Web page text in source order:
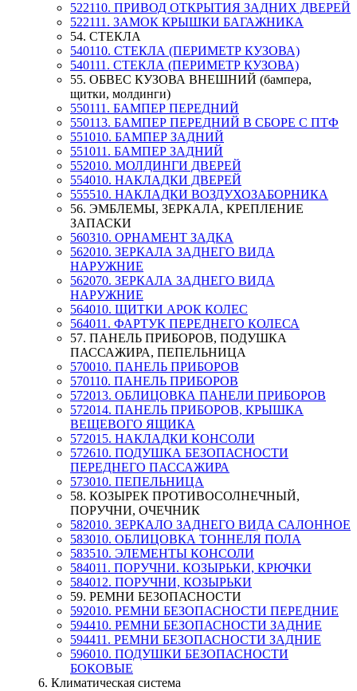
522110. ПРИВОД ОТКРЫТИЯ ЗАДНИХ ДВЕРЕЙ
522111. ЗАМОК КРЫШКИ БАГАЖНИКА
54. СТЕКЛА
540110. СТЕКЛА (ПЕРИМЕТР КУЗОВА)
540111. СТЕКЛА (ПЕРИМЕТР КУЗОВА)
55. ОБВЕС КУЗОВА ВНЕШНИЙ (бампера,
щитки, молдинги)
550111. БАМПЕР ПЕРЕДНИЙ
550113. БАМПЕР ПЕРЕДНИЙ В СБОРЕ С ПТФ
551010. БАМПЕР ЗАДНИЙ
551011. БАМПЕР ЗАДНИЙ
552010. МОЛДИНГИ ДВЕРЕЙ
554010. НАКЛАДКИ ДВЕРЕЙ
555510. НАКЛАДКИ ВОЗДУХОЗАБОРНИКА
56. ЭМБЛЕМЫ, ЗЕРКАЛА, КРЕПЛЕНИЕ
ЗАПАСКИ
560310. ОРНАМЕНТ ЗАДКА
562010. ЗЕРКАЛА ЗАДНЕГО ВИДА
НАРУЖНИЕ
562070. ЗЕРКАЛА ЗАДНЕГО ВИДА
НАРУЖНИЕ
564010. ЩИТКИ АРОК КОЛЕС
564011. ФАРТУК ПЕРЕДНЕГО КОЛЕСА
57. ПАНЕЛЬ ПРИБОРОВ, ПОДУШКА
ПАССАЖИРА, ПЕПЕЛЬНИЦА
570010. ПАНЕЛЬ ПРИБОРОВ
570110. ПАНЕЛЬ ПРИБОРОВ
572013. ОБЛИЦОВКА ПАНЕЛИ ПРИБОРОВ
572014. ПАНЕЛЬ ПРИБОРОВ, КРЫШКА
ВЕЩЕВОГО ЯЩИКА
572015. НАКЛАДКИ КОНСОЛИ
572610. ПОДУШКА БЕЗОПАСНОСТИ
ПЕРЕДНЕГО ПАССАЖИРА
573010. ПЕПЕЛЬНИЦА
58. КОЗЫРЕК ПРОТИВОСОЛНЕЧНЫЙ,
ПОРУЧНИ, ОЧЕЧНИК
582010. ЗЕРКАЛО ЗАДНЕГО ВИДА САЛОННОЕ
583010. ОБЛИЦОВКА ТОННЕЛЯ ПОЛА
583510. ЭЛЕМЕНТЫ КОНСОЛИ
584011. ПОРУЧНИ. КОЗЫРЬКИ, КРЮЧКИ
584012. ПОРУЧНИ, КОЗЫРЬКИ
59. РЕМНИ БЕЗОПАСНОСТИ
592010. РЕМНИ БЕЗОПАСНОСТИ ПЕРЕДНИЕ
594410. РЕМНИ БЕЗОПАСНОСТИ ЗАДНИЕ
594411. РЕМНИ БЕЗОПАСНОСТИ ЗАДНИЕ
596010. ПОДУШКИ БЕЗОПАСНОСТИ
БОКОВЫЕ
6. Климатическая система